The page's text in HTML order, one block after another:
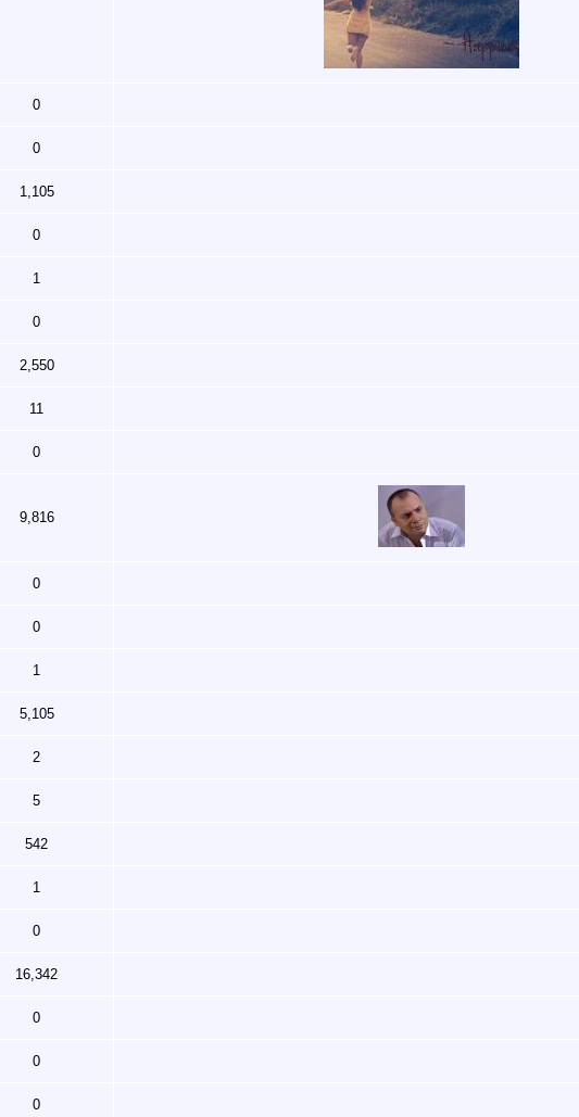
0
0
1,105
0
1
0
2,550
11
0
9,816
0
0
1
5,105
2
5
542
1
0
16,342
0
0
0